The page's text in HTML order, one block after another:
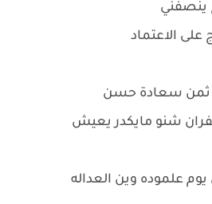
ينصفني
على الاعتماد
ثمن سعادة حسن
شنو مايكدر يعيش
علموده وين العداله